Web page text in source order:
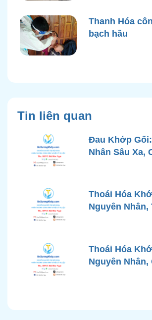
Thanh Hóa
bạch hầu
Tin liên quan
Đau Khớp
Nhân Sâu Xa,
Góc Nhìn Bác
Khớp
Thoái Hóa
Nguyên Nhân,
Chuẩn Y Khoa
Thoái Hóa
Nguyên